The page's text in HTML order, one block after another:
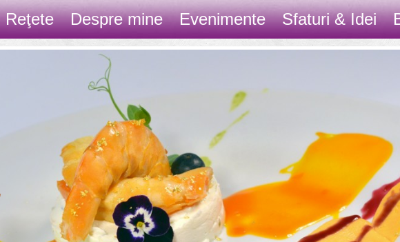
Reţete Despre mine Evenimente Sfaturi & Idei
Contact